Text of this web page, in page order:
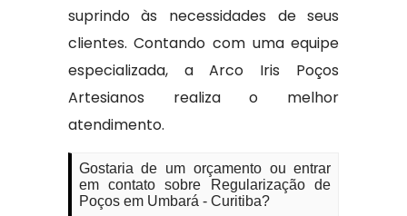
suprindo às necessidades de seus
clientes. Contando com uma equipe
especializada, a Arco Iris Poços
Artesianos realiza o melhor
atendimento.
Gostaria de um orçamento ou entrar
em contato sobre Regularização de
Poços em Umbará - Curitiba?